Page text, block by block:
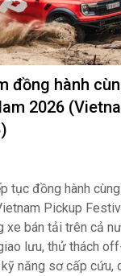
đồng hành
2026
tục đồng hành
Pickup
xe bán tải trên cả
lưu, thử thách
năng sơ cấp cứu,